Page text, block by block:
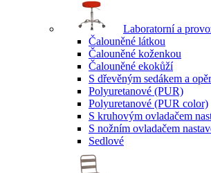
Laboratorní a
Čalouněné látkou
Čalouněné koženkou
Čalouněné ekokůží
S dřevěným sedákem a
Polyuretanové (PUR)
Polyuretanové (PUR color)
S kruhovým ovladačem
S nožním ovladačem
Sedlové